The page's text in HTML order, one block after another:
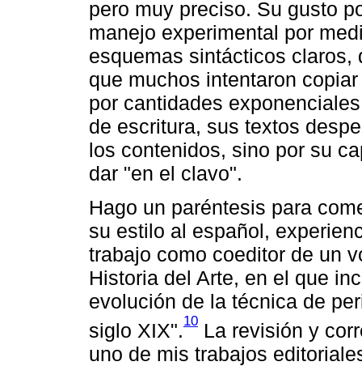
pero muy preciso. Su gusto
manejo experimental por
esquemas sintácticos
que muchos intentaron
por cantidades
de escritura, sus textos
los contenidos, sino por su
dar "en el clavo".
Hago un paréntesis para
su estilo al español,
trabajo como coeditor de un
Historia del Arte, en el que
evolución de la técnica de
siglo XIX".10 La revisión y
uno de mis trabajos